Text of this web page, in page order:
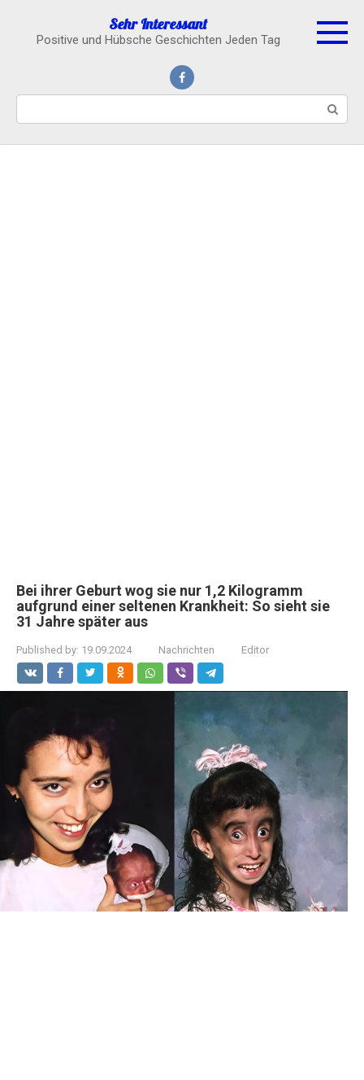
content
Sehr Interessant
Positive und Hübsche Geschichten Jeden Tag
Bei ihrer Geburt wog sie nur 1,2 Kilogramm
aufgrund einer seltenen Krankheit: So sieht sie
31 Jahre später aus
Published by: 19.09.2024 Nachrichten Editor